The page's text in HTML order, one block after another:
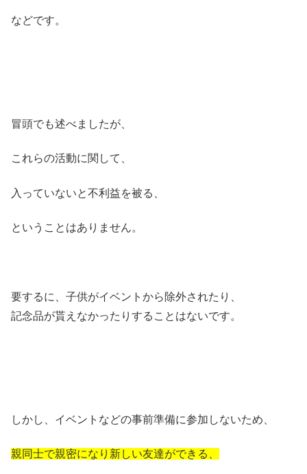
などです。
冒頭でも述べましたが、
これらの活動に関して、
入っていないと不利益を被る、
ということはありません。
要するに、子供がイベントから除外されたり、
記念品が貰えなかったりすることはないです。
しかし、イベントなどの事前準備に参加しないため、
親同士で親密になり新しい友達ができる、